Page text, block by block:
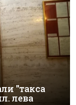
"такса
лева